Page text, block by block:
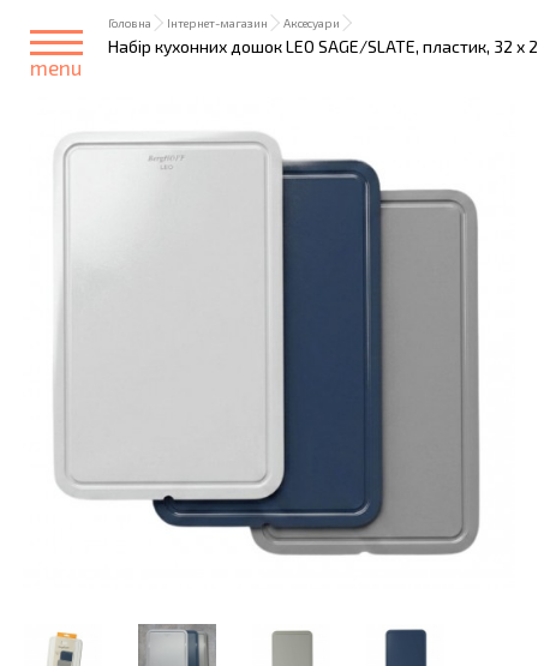
menu
Головна Інтернет-магазин Аксесуари
Набір кухонних дошок LEO SAGE/SLATE, пластик, 32 x